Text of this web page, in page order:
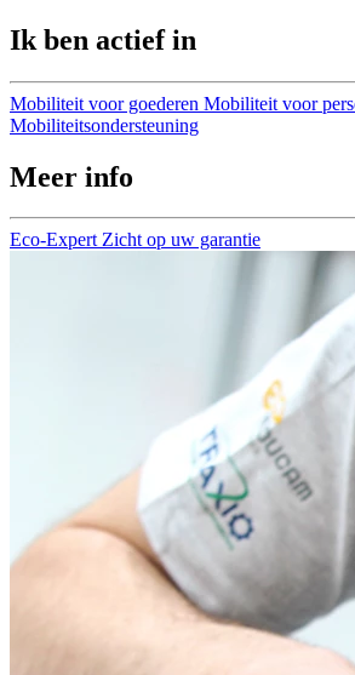
Ik ben actief in
Mobiliteit voor goederen Mobiliteit voor
Mobiliteitsondersteuning
Meer info
Eco-Expert Zicht op uw garantie